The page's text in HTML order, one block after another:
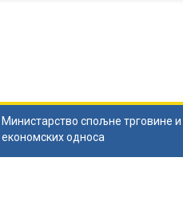
Министарство спољне трговине и
економских односа